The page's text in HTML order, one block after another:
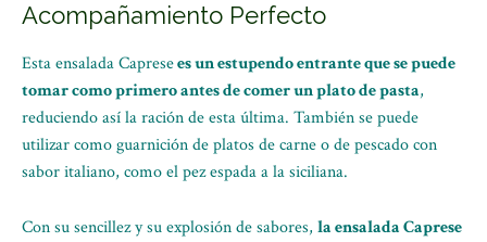
Acompañamiento Perfecto
Esta ensalada Capresees un estupendo entrante que se puede
tomar como primero antes de comer un plato de pasta,
reduciendo así la ración de esta última. También se puede
utilizar como guarnición de platos de carne o de pescado con
sabor italiano, como el pez espada a la siciliana.
Con su sencillez y su explosión de sabores, la ensalada Caprese